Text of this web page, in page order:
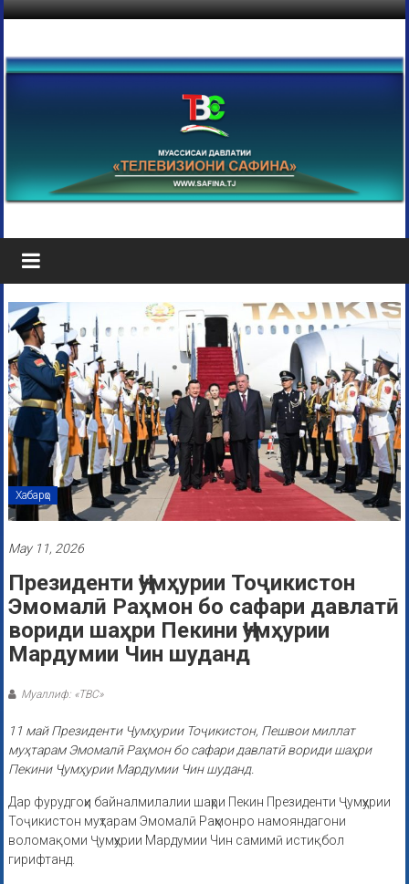
Хабарҳо
May 11, 2026
Президенти Ҷумҳурии Тоҷикистон
Эмомалӣ Раҳмон бо сафари давлатӣ
вориди шаҳри Пекини Ҷумҳурии
Мардумии Чин шуданд
Муаллиф: «ТВС»
11 май Президенти Ҷумҳурии Тоҷикистон, Пешвои миллат
муҳтарам Эмомалӣ Раҳмон бо сафари давлатӣ вориди шаҳри
Пекини Ҷумҳурии Мардумии Чин шуданд.
Дар фурудгоҳи байналмилалии шаҳри Пекин Президенти Ҷумҳурии
Тоҷикистон муҳтарам Эмомалӣ Раҳмонро намояндагони
воломақоми Ҷумҳурии Мардумии Чин самимӣ истиқбол
гирифтанд.